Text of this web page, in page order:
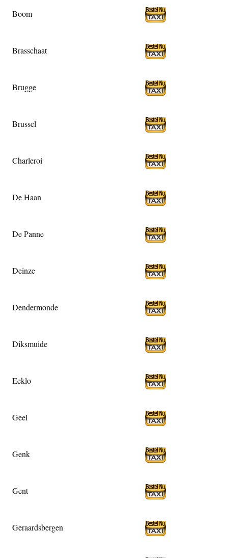
Boom
Brasschaat
Brugge
Brussel
Charleroi
De Haan
De Panne
Deinze
Dendermonde
Diksmuide
Eeklo
Geel
Genk
Gent
Geraardsbergen